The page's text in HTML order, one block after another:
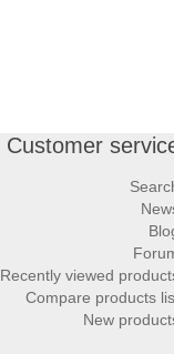
Customer
Recently viewed
Compare products
New